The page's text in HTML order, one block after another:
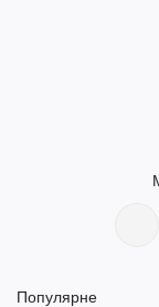
Популярне